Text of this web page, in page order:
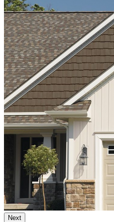
Next